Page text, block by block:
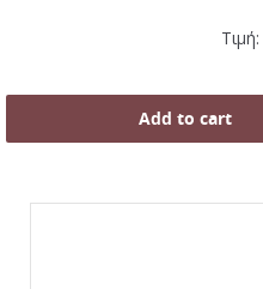
Τιμή:
Add to cart